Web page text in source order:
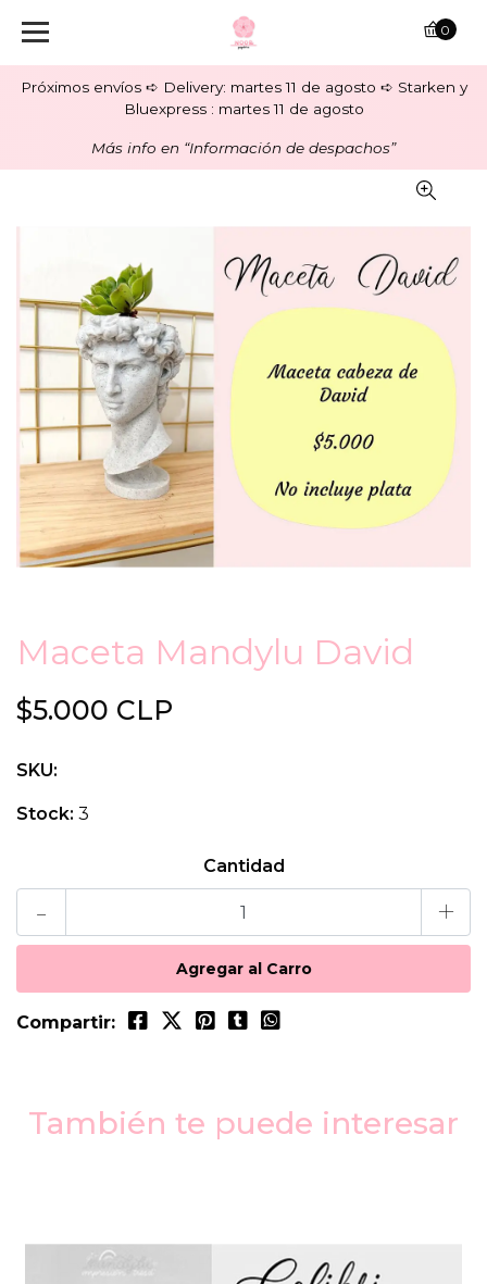
Próximos envíos ➪ Delivery: martes 11 de agosto ➪ Starken y
Bluexpress : martes 11 de agosto
Más info en “Información de despachos”
0
Maceta Mandylu David
$5.000 CLP
SKU:
Stock: 3
Cantidad
- +
Compartir:
También te puede interesar